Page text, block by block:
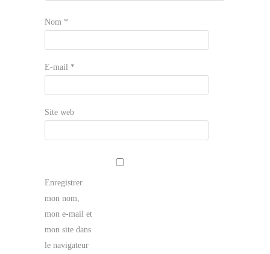
Nom *
E-mail *
Site web
Enregistrer
mon nom,
mon e-mail et
mon site dans
le navigateur